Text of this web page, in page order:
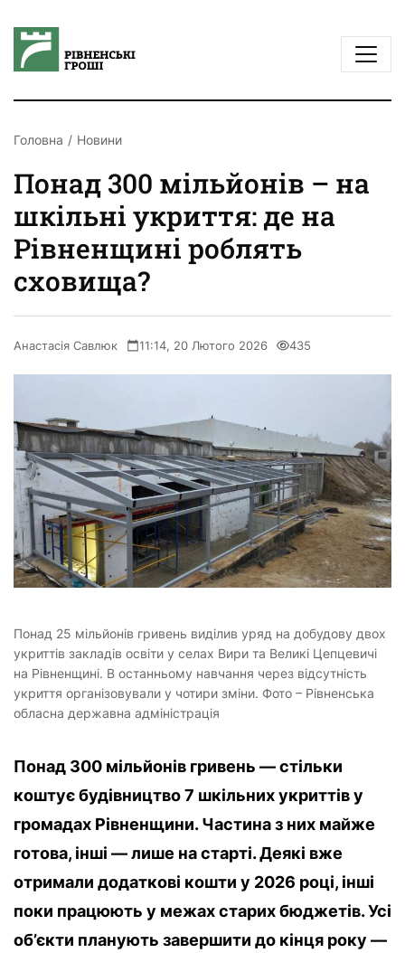
Головна Новини
Понад 300 мільйонів – на
шкільні укриття: де на
Рівненщині роблять
сховища?
Анастасія Савлюк 11:14, 20 Лютого 2026 435
Понад 25 мільйонів гривень виділив уряд на добудову двох
укриттів закладів освіти у селах Вири та Великі Цепцевичі
на Рівненщині. В останньому навчання через відсутність
укриття організовували у чотири зміни. Фото – Рівненська
обласна державна адміністрація
Понад 300 мільйонів гривень — стільки
коштує будівництво 7 шкільних укриттів у
громадах Рівненщини. Частина з них майже
готова, інші — лише на старті. Деякі вже
отримали додаткові кошти у 2026 році, інші
поки працюють у межах старих бюджетів. Усі
об’єкти планують завершити до кінця року —